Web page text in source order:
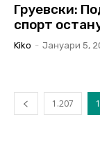
Груевски:
спорт
Kiko - Јануари 5,
1.207